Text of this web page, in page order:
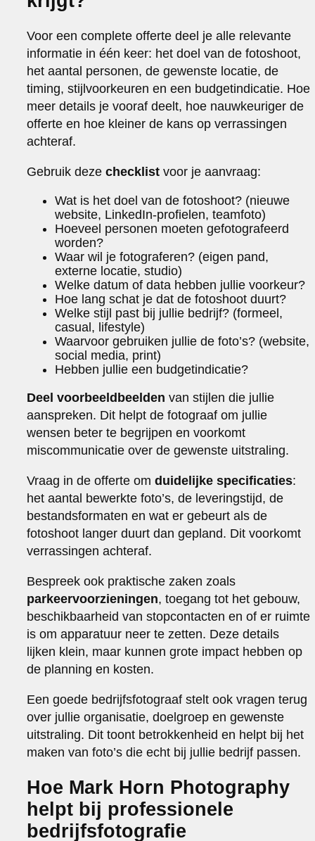
Voor een complete offerte deel je alle relevante
informatie in één keer: het doel van de fotoshoot,
het aantal personen, de gewenste locatie, de
timing, stijlvoorkeuren en een budgetindicatie. Hoe
meer details je vooraf deelt, hoe nauwkeuriger de
offerte en hoe kleiner de kans op verrassingen
achteraf.
Gebruik dezechecklist voor je aanvraag:
Wat is het doel van de fotoshoot? (nieuwe
website, LinkedIn-profielen, teamfoto)
Hoeveel personen moeten gefotografeerd
worden?
Waar wil je fotograferen? (eigen pand,
externe locatie, studio)
Welke datum of data hebben jullie voorkeur?
Hoe lang schat je dat de fotoshoot duurt?
Welke stijl past bij jullie bedrijf? (formeel,
casual, lifestyle)
Waarvoor gebruiken jullie de foto’s? (website,
social media, print)
Hebben jullie een budgetindicatie?
Deel voorbeeldbeelden van stijlen die jullie
aanspreken. Dit helpt de fotograaf om jullie
wensen beter te begrijpen en voorkomt
miscommunicatie over de gewenste uitstraling.
Vraag in de offerte omduidelijke specificaties:
het aantal bewerkte foto’s, de leveringstijd, de
bestandsformaten en wat er gebeurt als de
fotoshoot langer duurt dan gepland. Dit voorkomt
verrassingen achteraf.
Bespreek ook praktische zaken zoals
parkeervoorzieningen, toegang tot het gebouw,
beschikbaarheid van stopcontacten en of er ruimte
is om apparatuur neer te zetten. Deze details
lijken klein, maar kunnen grote impact hebben op
de planning en kosten.
Een goede bedrijfsfotograaf stelt ook vragen terug
over jullie organisatie, doelgroep en gewenste
uitstraling. Dit toont betrokkenheid en helpt bij het
maken van foto’s die echt bij jullie bedrijf passen.
Hoe Mark Horn Photography
helpt bij professionele
bedrijfsfotografie